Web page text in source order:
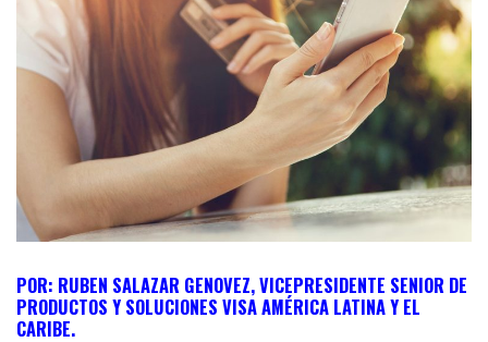
POR: RUBEN SALAZAR GENOVEZ, VICEPRESIDENTE SENIOR DE
PRODUCTOS Y SOLUCIONES VISA AMÉRICA LATINA Y EL
CARIBE.